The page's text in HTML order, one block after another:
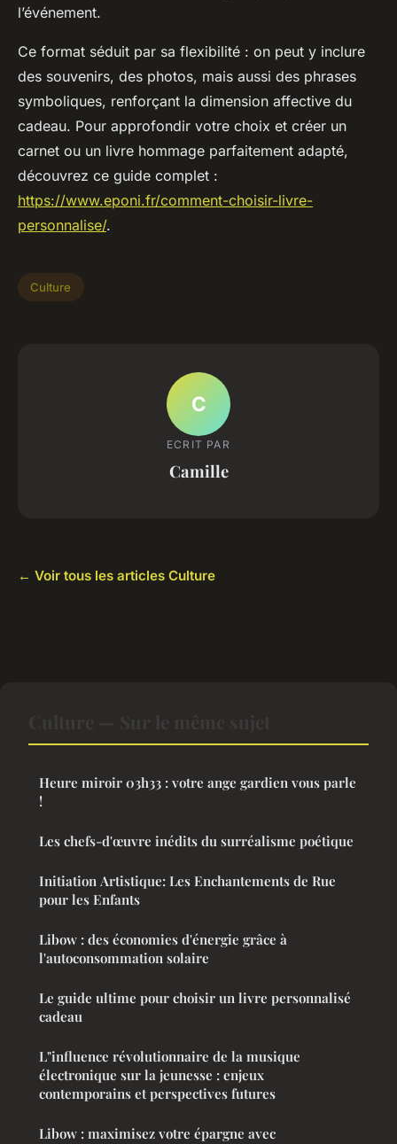
l’événement.
Ce format séduit par sa flexibilité : on peut y inclure
des souvenirs, des photos, mais aussi des phrases
symboliques, renforçant la dimension affective du
cadeau. Pour approfondir votre choix et créer un
carnet ou un livre hommage parfaitement adapté,
découvrez ce guide complet :
https://www.eponi.fr/comment-choisir-livre-
personnalise/.
Culture
C
ECRIT PAR
Camille
← Voir tous les articles Culture
Heure miroir 03h33 : votre ange gardien vous parle
!
Les chefs-d'œuvre inédits du surréalisme poétique
Initiation Artistique: Les Enchantements de Rue
pour les Enfants
Libow : des économies d'énergie grâce à
l'autoconsommation solaire
Le guide ultime pour choisir un livre personnalisé
cadeau
L"influence révolutionnaire de la musique
électronique sur la jeunesse : enjeux
contemporains et perspectives futures
Libow : maximisez votre épargne avec